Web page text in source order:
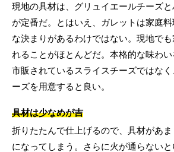
現地の具材は、グリュイエールチーズ
が定番だ。とはいえ、ガレットは家庭
な決まりがあるわけではない。現地で
れることがほとんどだ。本格的な味わい
市販されているスライスチーズではな
ーズを用意すると良い。
具材は少なめが吉
折りたたんで仕上げるので、具材があ
になってしまう。さらに火が通らない